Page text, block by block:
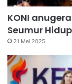
KONI
Seumur
21 Mei 2025